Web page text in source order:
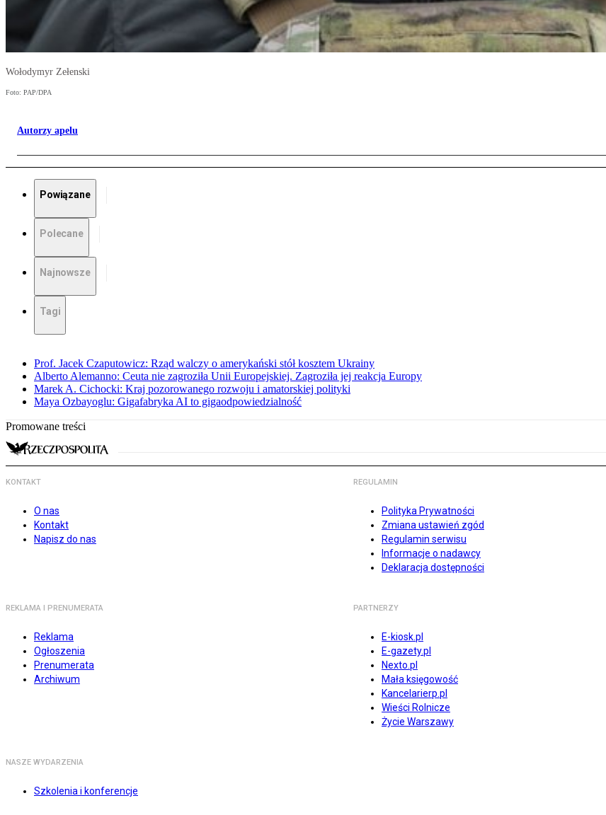
Wołodymyr Zełenski
Foto: PAP/DPA
Autorzy apelu
Powiązane
Polecane
Najnowsze
Tagi
Prof. Jacek Czaputowicz: Rząd walczy o amerykański stół kosztem Ukrainy
Alberto Alemanno: Ceuta nie zagroziła Unii Europejskiej. Zagroziła jej reakcja Europy
Marek A. Cichocki: Kraj pozorowanego rozwoju i amatorskiej polityki
Maya Ozbayoglu: Gigafabryka AI to gigaodpowiedzialność
Promowane treści
KONTAKT
O nas
Kontakt
Napisz do nas
REGULAMIN
Polityka Prywatności
Zmiana ustawień zgód
Regulamin serwisu
Informacje o nadawcy
Deklaracja dostępności
REKLAMA I PRENUMERATA
Reklama
Ogłoszenia
Prenumerata
Archiwum
PARTNERZY
E-kiosk.pl
E-gazety.pl
Nexto.pl
Mała księgowość
Kancelarierp.pl
Wieści Rolnicze
Życie Warszawy
NASZE WYDARZENIA
Szkolenia i konferencje